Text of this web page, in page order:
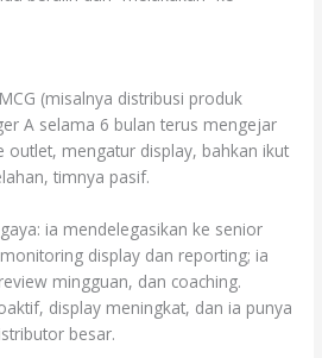
(misalnya distribusi produk
A selama 6 bulan terus mengejar
mengatur display, bahkan ikut
timnya pasif.
ia mendelegasikan ke senior
display dan reporting; ia
mingguan, dan coaching.
display meningkat, dan ia punya
besar.